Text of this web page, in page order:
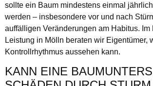
sollte ein Baum mindestens einmal
werden – insbesondere vor und nach
auffälligen Veränderungen am Habitus. Im
Leistung in Mölln beraten wir Eigentümer,
Kontrollrhythmus aussehen kann.
KANN EINE